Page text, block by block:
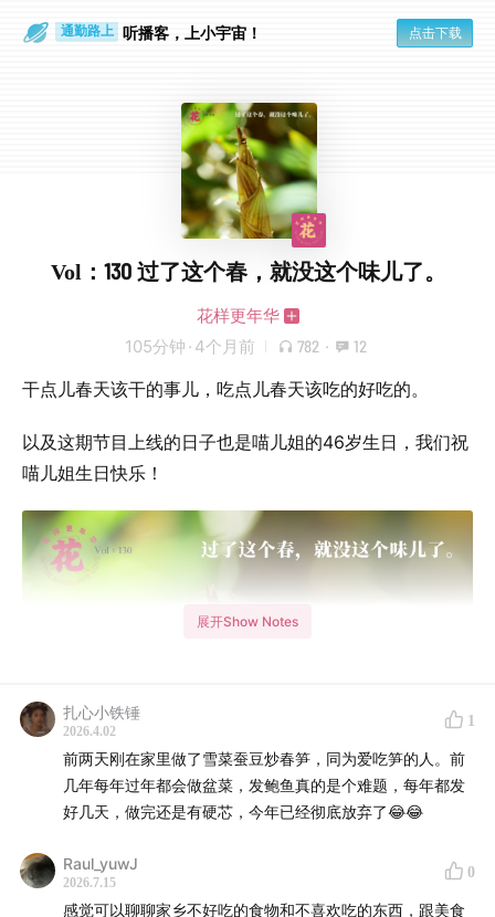
通勤路上 听播客，上小宇宙！ 点击下载
Vol：130 过了这个春，就没这个味儿了。
花样更年华
105分钟 · 4个月前 782 · 12
干点儿春天该干的事儿，吃点儿春天该吃的好吃的。
以及这期节目上线的日子也是喵儿姐的46岁生日，我们祝
喵儿姐生日快乐！
展开Show Notes
扎心小铁锤
2026.4.02
1
前两天刚在家里做了雪菜蚕豆炒春笋，同为爱吃笋的人。前
几年每年过年都会做盆菜，发鲍鱼真的是个难题，每年都发
好几天，做完还是有硬芯，今年已经彻底放弃了😂😂
Raul_yuwJ
2026.7.15
0
感觉可以聊聊家乡不好吃的食物和不喜欢吃的东西，跟美食